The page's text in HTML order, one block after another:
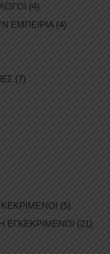
(4)
ΕΜΠΕΙΡΙΑ(4)
(7)
(5)
ΕΓΚΕΚΡΙΜΕΝΟΙ (21)